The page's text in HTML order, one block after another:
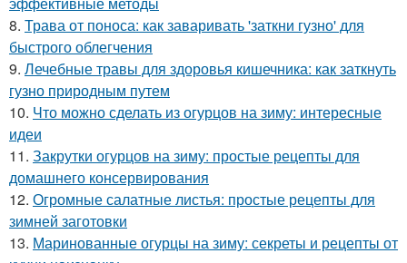
8. Трава от поноса: как заваривать 'заткни гузно' для
быстрого облегчения
9. Лечебные травы для здоровья кишечника: как заткнуть
гузно природным путем
10. Что можно сделать из огурцов на зиму: интересные
идеи
11. Закрутки огурцов на зиму: простые рецепты для
домашнего консервирования
12. Огромные салатные листья: простые рецепты для
зимней заготовки
13. Маринованные огурцы на зиму: секреты и рецепты от